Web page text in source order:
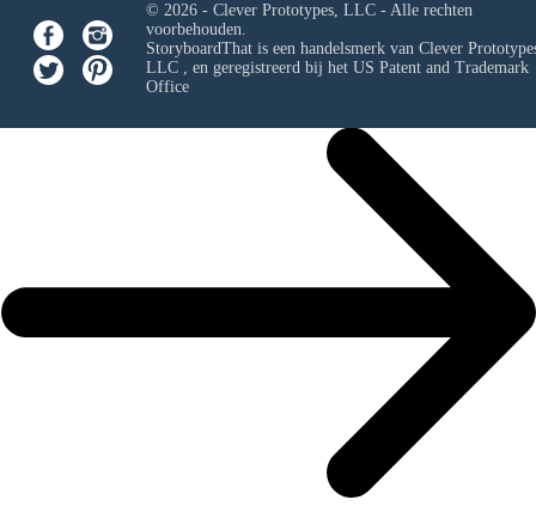
© 2026 - Clever Prototypes, LLC - Alle rechten
voorbehouden.
StoryboardThat is een handelsmerk van Clever
LLC, en geregistreerd bij het US Patent and Trademark
Office